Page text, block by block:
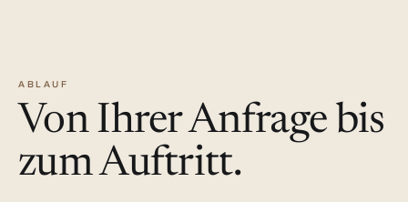
ABLAUF
Von Ihrer Anfrage bis
zum Auftritt.